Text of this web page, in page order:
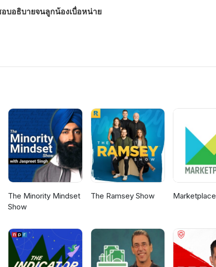
บอธิบายจนลูกน้องเบื่อหน่าย
The Minority Mindset
Show
The Ramsey Show Marketplace